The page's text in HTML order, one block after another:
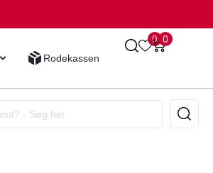
Rodekassen
0 0